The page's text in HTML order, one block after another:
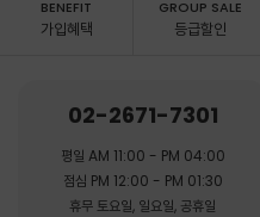
BENEFIT
가입혜택
GROUP SALE
등급할인
02-2671-7301
평일 AM 11:00 - PM 04:00
점심 PM 12:00 - PM 01:30
휴무 토요일, 일요일, 공휴일